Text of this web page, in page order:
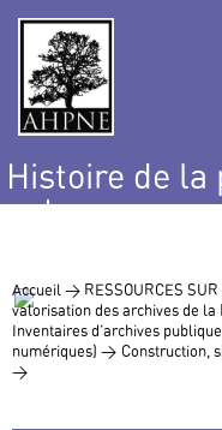
Histoire de la
nature
Accueil > RESSOURCES
valorisation des archives de
Inventaires d’archives
numériques) > Construction,
>